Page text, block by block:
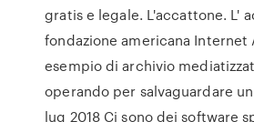
gratis e legale. L'accattone. L'
fondazione americana
esempio di archivio
operando per salvaguardare
lug 2018 Ci sono dei software